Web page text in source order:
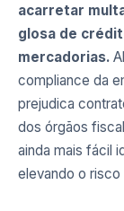
acarretar
glosa de
mercadorias.
compliance da
prejudica
dos órgãos
ainda mais fácil
elevando o